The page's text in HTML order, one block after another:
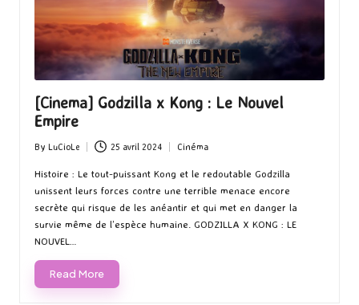
[Cinema] Godzilla x Kong : Le Nouvel
Empire
Posted
by
By LuCioLe 25 avril 2024
Posted
in
Cinéma
Histoire : Le tout-puissant Kong et le redoutable Godzilla
unissent leurs forces contre une terrible menace encore
secrète qui risque de les anéantir et qui met en danger la
survie même de l’espèce humaine. GODZILLA X KONG : LE
NOUVEL…
Read More